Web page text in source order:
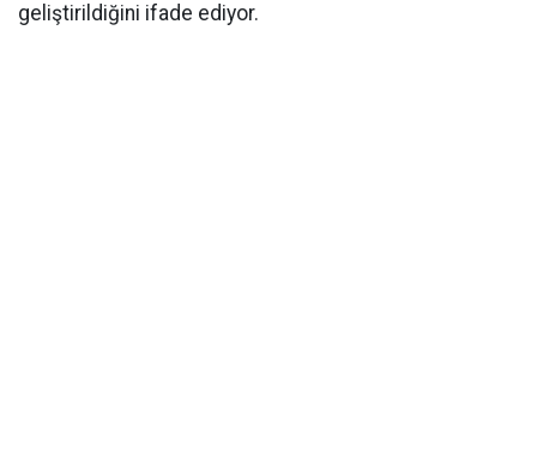
geliştirildiğini ifade ediyor.